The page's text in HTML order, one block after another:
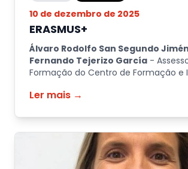
10 de dezembro de 2025
ERASMUS+
Álvaro Rodolfo San Segundo
Fernando Tejerizo García -
Formação do Centro de Formação e
Ler mais →